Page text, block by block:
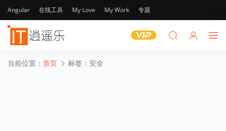
Angular 在线工具 My Love My Work 专题
当前位置： 首页 标签：安全